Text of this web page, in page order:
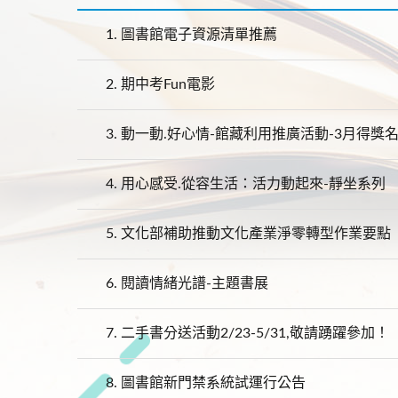
1. 圖書館電子資源清單推薦
2. 期中考Fun電影
3. 動一動.好心情-館藏利用推廣活動-3月得獎
4. 用心感受.從容生活：活力動起來-靜坐系列
5. 文化部補助推動文化產業淨零轉型作業要點
6. 閱讀情緒光譜-主題書展
7. 二手書分送活動2/23-5/31,敬請踴躍參加！
8. 圖書館新門禁系統試運行公告